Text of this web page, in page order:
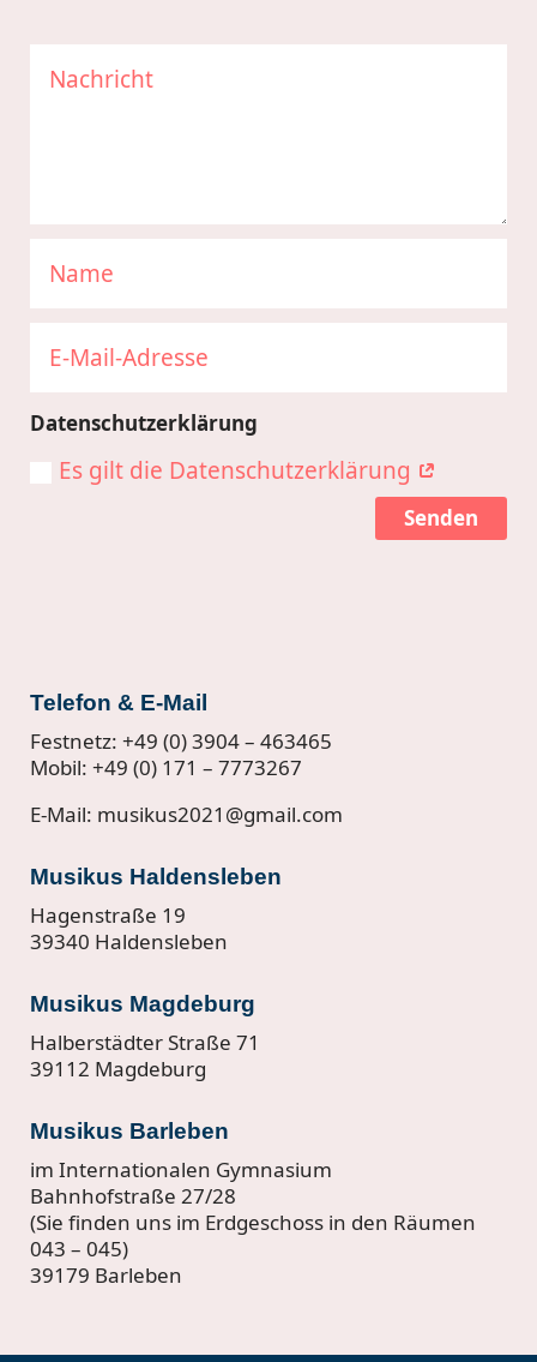
Datenschutzerklärung
Es gilt die Datenschutzerklärung
Senden
Telefon & E-Mail
Festnetz: +49 (0) 3904 – 463465
Mobil: +49 (0) 171 – 7773267
E-Mail: musikus2021@gmail.com
Musikus Haldensleben
Hagenstraße 19
39340 Haldensleben
Musikus Magdeburg
Halberstädter Straße 71
39112 Magdeburg
Musikus Barleben
im Internationalen Gymnasium
Bahnhofstraße 27/28
(Sie finden uns im Erdgeschoss in den Räumen
043 – 045)
39179 Barleben